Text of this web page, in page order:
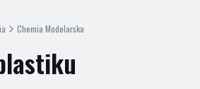
Chemia Modelarska